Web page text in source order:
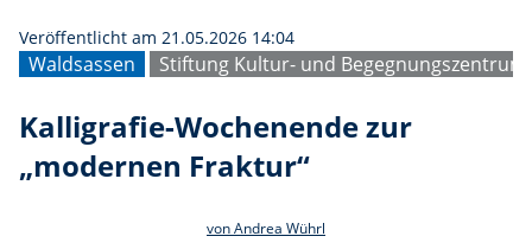
Waldsassen Stiftung Kultur- und Begegnungszentrum
Veröffentlicht am 21.05.2026 14:04
Kalligrafie-Wochenende zur
„modernen Fraktur“
von Andrea Wührl